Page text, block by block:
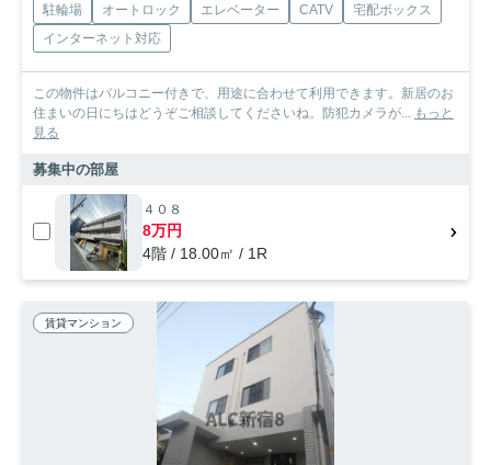
駐輪場 オートロック エレベーター CATV
宅配ボックス
インターネット対応
この物件はバルコニー付きで、用途に合わせて利用できます。新居のお
住まいの日にちはどうぞご相談してくださいね。防犯カメラが... もっと
見る
募集中の部屋
４０８
8万円
4階 / 18.00㎡ / 1R
賃貸マンション